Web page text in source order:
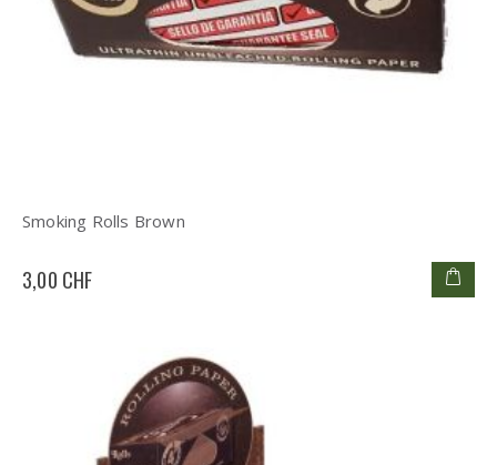
Smoking Rolls Brown
3,00 CHF